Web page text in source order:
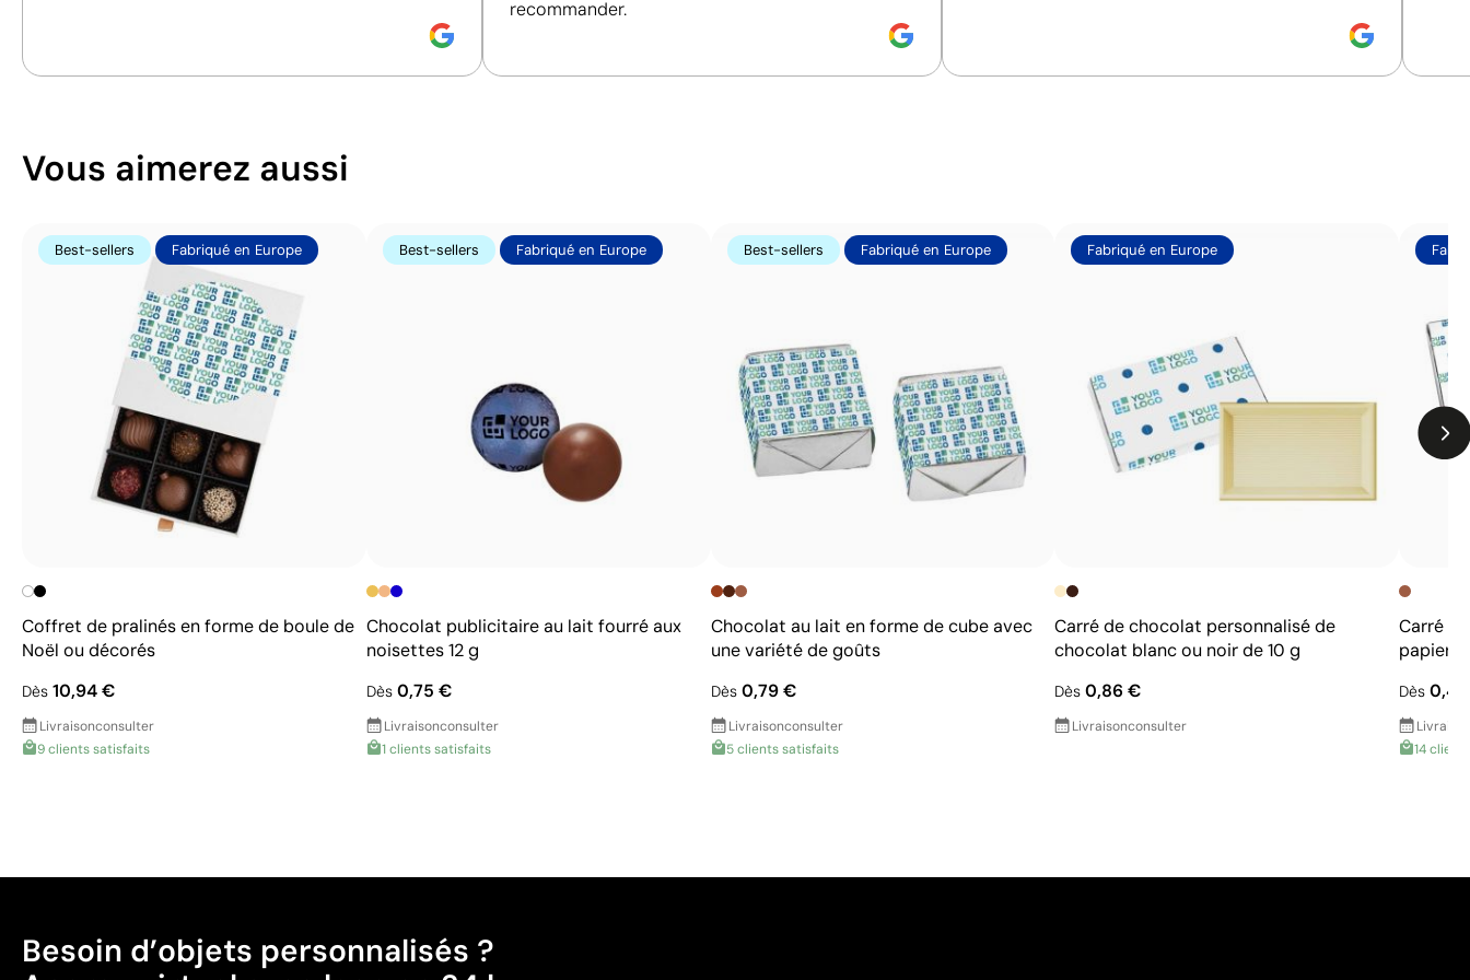
recommander.
Vous aimerez aussi
Best-sellers Fabriqué en Europe
Coffret de pralinés en forme de boule de
Noël ou décorés
Dès 10,94 €
Livraisonconsulter
9 clients satisfaits
Best-sellers Fabriqué en Europe
Chocolat publicitaire au lait fourré aux
noisettes 12 g
Dès0,75 €
Livraisonconsulter
1 clients satisfaits
Best-sellers Fabriqué en Europe
Chocolat au lait en forme de cube avec
une variété de goûts
Dès0,79 €
Livraisonconsulter
5 clients satisfaits
Fabriqué en Europe
Carré de chocolat personnalisé de
chocolat blanc ou noir de 10 g
Dès 0,86 €
Livraisonconsulter
Carré
papier
Dès
14
Besoin d’objets personnalisés ?